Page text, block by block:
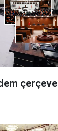
çerçeve